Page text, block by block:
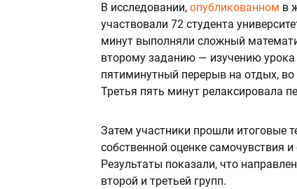
В исследовании, опубликованном в
участвовали 72 студента
минут выполняли сложный
второму заданию — изучению
пятиминутный перерыв на отдых,
Третья пять минут релаксировала
Затем участники прошли итоговые
собственной оценке самочувствия
Результаты показали, что
второй и третьей групп.